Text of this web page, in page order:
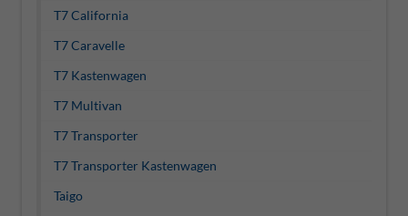
T7 California
T7 Caravelle
T7 Kastenwagen
T7 Multivan
T7 Transporter
T7 Transporter Kastenwagen
Taigo